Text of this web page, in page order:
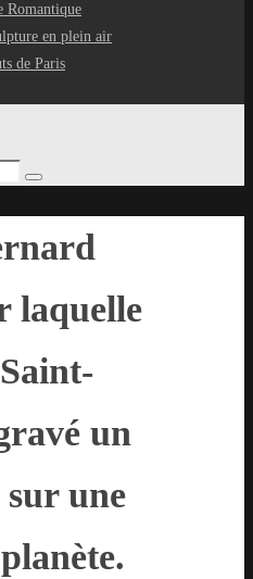
Romantique
en plein air
de Paris
Rechercher
laquelle
un
une